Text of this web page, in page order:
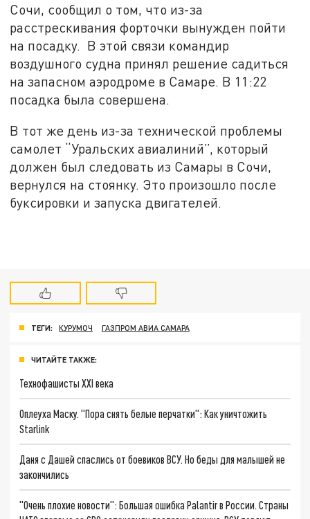
Сочи, сообщил о том, что из-за
расстрескивания форточки вынужден пойти
на посадку. В этой связи командир
воздушного судна принял решение садиться
на запасном аэродроме в Самаре. В 11:22
посадка была совершена.
В тот же день из-за технической проблемы
самолет “Уральских авиалиний”, который
должен был следовать из Самары в Сочи,
вернулся на стоянку. Это произошло после
буксировки и запуска двигателей.
ТЕГИ: КУРУМОЧ ГАЗПРОМ АВИА САМАРА
ЧИТАЙТЕ ТАКЖЕ:
Технофашисты XXI века
Оплеуха Маску. "Пора снять белые перчатки": Как уничтожить
Starlink
Даня с Дашей спаслись от боевиков ВСУ. Но беды для малышей не
закончились
"Очень плохие новости": Большая ошибка Palantir в России. Страны